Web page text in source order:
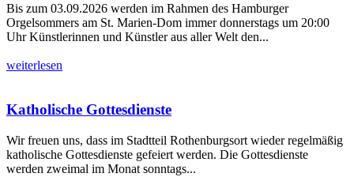
Bis zum 03.09.2026 werden im Rahmen des Hamburger
Orgelsommers am St. Marien-Dom immer donnerstags um 20:00
Uhr Künstlerinnen und Künstler aus aller Welt den...
weiterlesen
Katholische Gottesdienste
Wir freuen uns, dass im Stadtteil Rothenburgsort wieder regelmäßig
katholische Gottesdienste gefeiert werden. Die Gottesdienste
werden zweimal im Monat sonntags...